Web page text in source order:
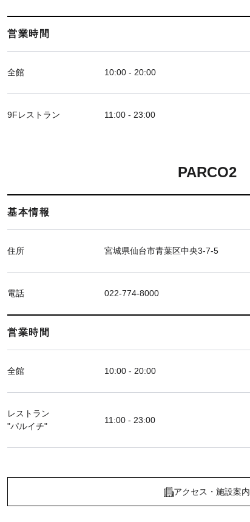
営業時間
全館 10:00 - 20:00
9Fレストラン 11:00 - 23:00
PARCO2
基本情報
住所 宮城県仙台市青葉区中央3-7-5
電話 022-774-8000
営業時間
全館 10:00 - 20:00
レストラン
"パルイチ"
11:00 - 23:00
アクセス・施設案内